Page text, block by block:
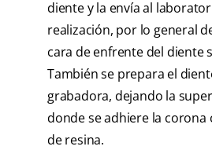
diente y la envía al
realización, por lo general
cara de enfrente del diente
También se prepara el
grabadora, dejando la
donde se adhiere la corona
de resina.